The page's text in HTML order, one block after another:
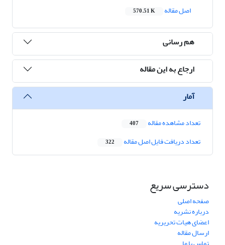
اصل مقاله
570.51 K
هم رسانی
ارجاع به این مقاله
آمار
تعداد مشاهده مقاله 407
تعداد دریافت فایل اصل مقاله 322
دسترسی سریع
صفحه اصلی
درباره نشریه
اعضای هیات تحریریه
ارسال مقاله